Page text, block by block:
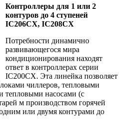
Контроллеры для 1 или 2
контуров до 4 ступеней
IC206CX, IC208CX
Потребности динамично
развивающегося мира
кондиционирования находят
ответ в контроллерах серии
IC200CX. Эта линейка позволяет
чиллеров, тепловыми
тепловыми насосами (с
м производством горячей
или двумя контурами до